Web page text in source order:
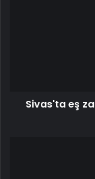
Sivas'ta eş